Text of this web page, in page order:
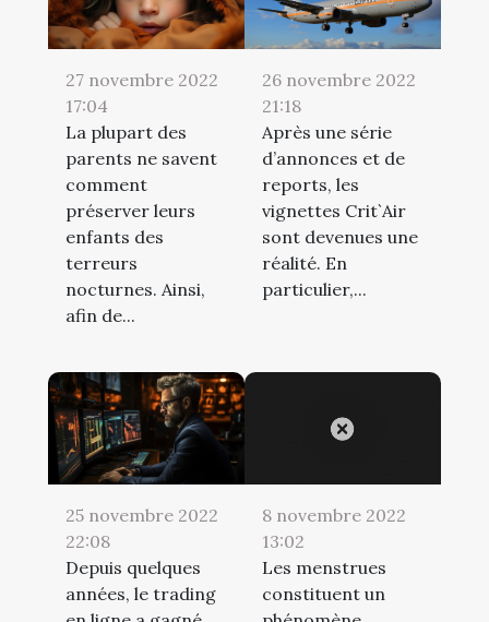
27 novembre 2022
17:04
La plupart des
parents ne savent
comment
préserver leurs
enfants des
terreurs
nocturnes. Ainsi,
afin de...
26 novembre 2022
21:18
Après une série
d’annonces et de
reports, les
vignettes Crit`Air
sont devenues une
réalité. En
particulier,...
25 novembre 2022
22:08
Depuis quelques
années, le trading
8 novembre 2022
13:02
Les menstrues
constituent un